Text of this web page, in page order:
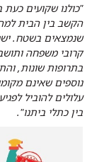
"כולנו שקועים
הקשב בין הבית
שנמצאים בשטח.
קרובי משפחה
בתרופות שונות,
נוספים שאינם
עלולים להוביל
בין כתלי ביתנו".